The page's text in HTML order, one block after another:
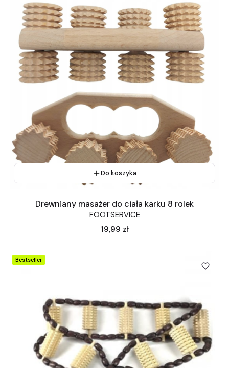
Do koszyka
Drewniany masażer do ciała karku 8 rolek
FOOTSERVICE
Cena
19,99 zł
Bestseller